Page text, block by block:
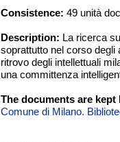
Consistence: 49 unità
Description: La ricerca
soprattutto nel corso degli
ritrovo degli intellettuali
una committenza
The documents are kept
Comune di Milano.